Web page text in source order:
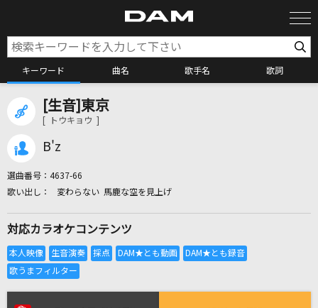
キーワード 曲名 歌手名 歌詞
全国りれき
リアルタイムで歌われている曲の一覧
[生音]東京
[ トウキョウ ]
B'z
選曲番号： 4637-66
変わらない 馬鹿な空を見上げ
対応カラオケコンテンツ